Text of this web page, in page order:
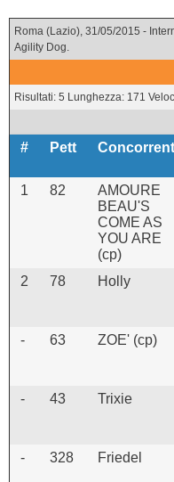
Roma (Lazio), 31/05/2015 -
Agility Dog.
Risultati: 5 Lunghezza: 171
# Pett
1 82
AMOURE
BEAU'S
COME AS
YOU ARE
(cp)
2
78 Holly
- 63 ZOE' (cp)
-
43 Trixie
- 328 Friedel